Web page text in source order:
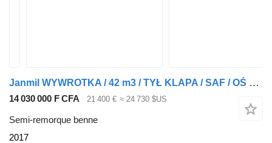
Janmil WYWROTKA / 42 m3 / TYŁ KLAPA / SAF / OŚ PODNOSZONA / ALUFELGI /
14 030 000 F CFA 21 400 € ≈ 24 730 $US
Semi-remorque benne
2017